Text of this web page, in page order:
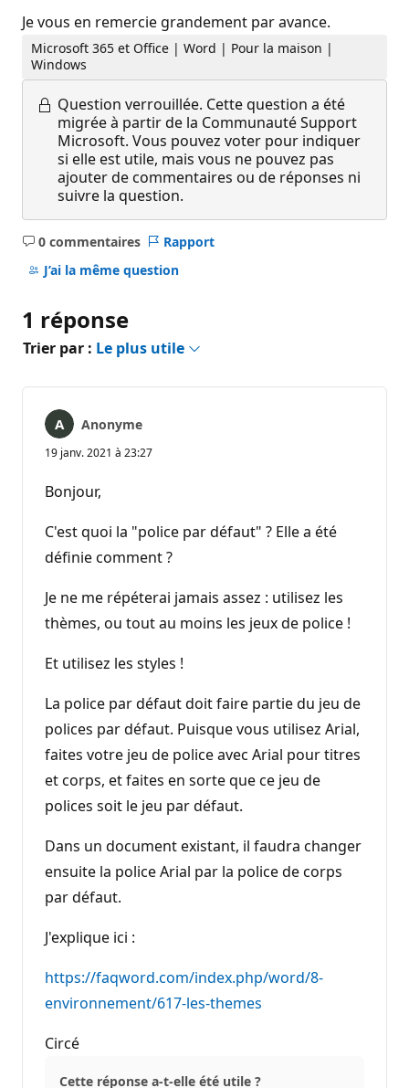
Je vous en remercie grandement par avance.
Microsoft 365 et Office | Word | Pour la maison |
Windows
Question verrouillée. Cette question a été
migrée à partir de la Communauté Support
Microsoft. Vous pouvez voter pour indiquer
si elle est utile, mais vous ne pouvez pas
ajouter de commentaires ou de réponses ni
suivre la question.
0 commentaires
Aucun
commentaire
Rapport
J’ai la même question
1 réponse
Trier par : Le plus utile
Anonyme
19 janv. 2021 à 23:27
Bonjour,
C'est quoi la "police par défaut" ? Elle a été
définie comment ?
Je ne me répéterai jamais assez : utilisez les
thèmes, ou tout au moins les jeux de police !
Et utilisez les styles !
La police par défaut doit faire partie du jeu de
polices par défaut. Puisque vous utilisez Arial,
faites votre jeu de police avec Arial pour titres
et corps, et faites en sorte que ce jeu de
polices soit le jeu par défaut.
Dans un document existant, il faudra changer
ensuite la police Arial par la police de corps
par défaut.
J'explique ici :
https://faqword.com/index.php/word/8-
environnement/617-les-themes
Circé
Cette réponse a-t-elle été utile ?